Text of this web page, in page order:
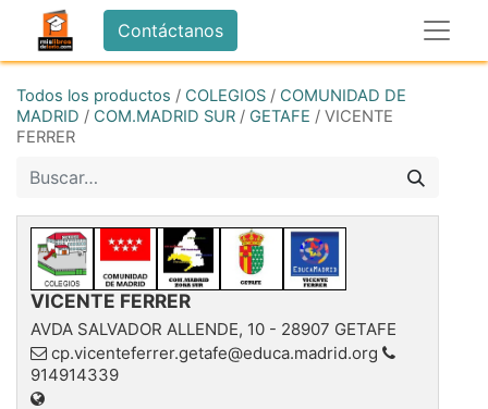
Contáctanos
Todos los productos / COLEGIOS / COMUNIDAD DE
MADRID / COM.MADRID SUR / GETAFE / VICENTE
FERRER
VICENTE FERRER
AVDA SALVADOR ALLENDE, 10 - 28907 GETAFE
cp.vicenteferrer.getafe@educa.madrid.org
914914339